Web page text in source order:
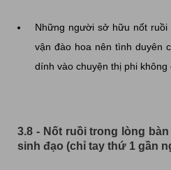
Những người sở hữu nốt
vận đào hoa nên tình duyên
dính vào chuyện thị phi không
3.8 - Nốt ruồi trong lòng
sinh đạo (chỉ tay thứ 1 gần